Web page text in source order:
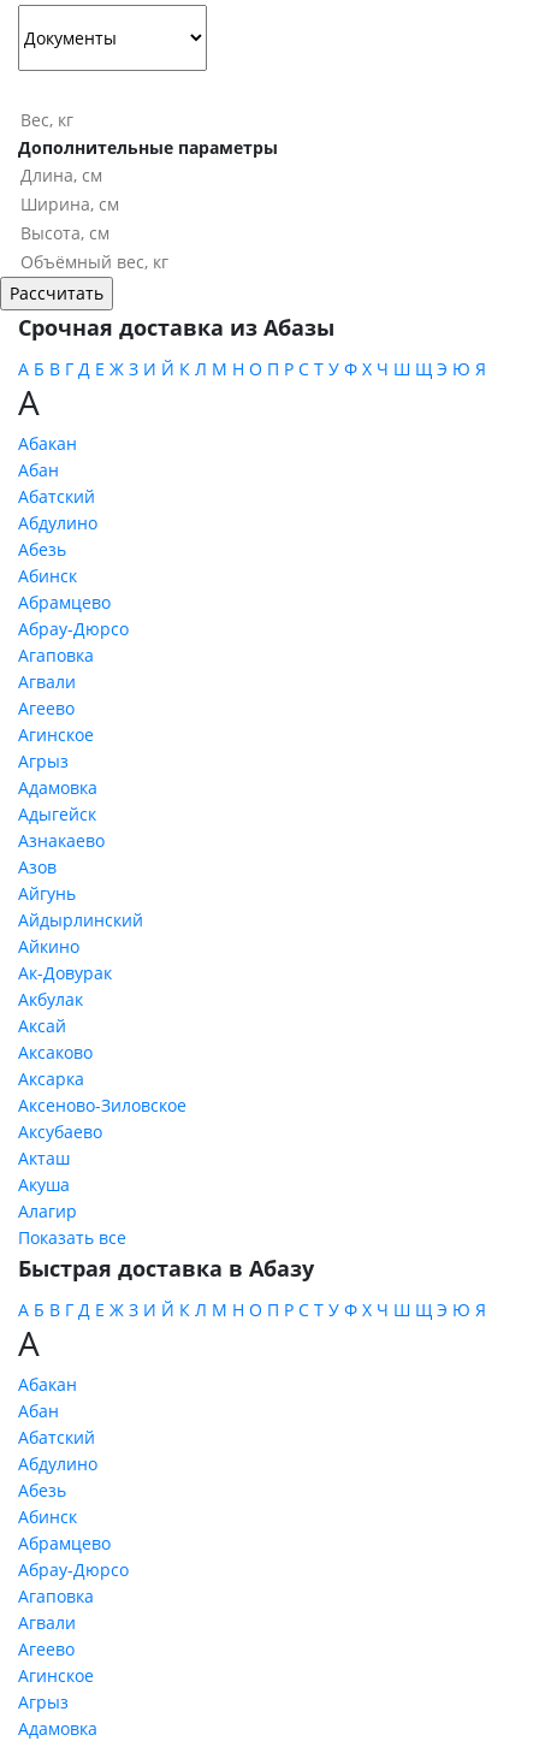
Дополнительные параметры
Срочная доставка из Абазы
А Б В Г Д Е Ж З И Й К Л М Н О П Р С Т У Ф Х Ч Ш Щ Э Ю Я
А
Абакан
Абан
Абатский
Абдулино
Абезь
Абинск
Абрамцево
Абрау-Дюрсо
Агаповка
Агвали
Агеево
Агинское
Агрыз
Адамовка
Адыгейск
Азнакаево
Азов
Айгунь
Айдырлинский
Айкино
Ак-Довурак
Акбулак
Аксай
Аксаково
Аксарка
Аксеново-Зиловское
Аксубаево
Акташ
Акуша
Алагир
Показать все
Быстрая доставка в Абазу
А Б В Г Д Е Ж З И Й К Л М Н О П Р С Т У Ф Х Ч Ш Щ Э Ю Я
А
Абакан
Абан
Абатский
Абдулино
Абезь
Абинск
Абрамцево
Абрау-Дюрсо
Агаповка
Агвали
Агеево
Агинское
Агрыз
Адамовка